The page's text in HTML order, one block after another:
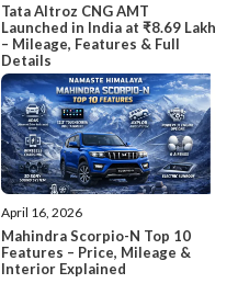
Tata Altroz CNG AMT
Launched in India at ₹8.69 Lakh
– Mileage, Features & Full
Details
April 16, 2026
Mahindra Scorpio-N Top 10
Features – Price, Mileage &
Interior Explained